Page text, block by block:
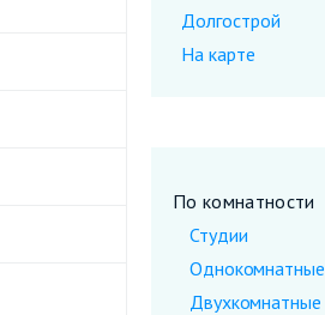
Долгострой
На карте
По комнатности
Студии
Однокомнатные
Двухкомнатные